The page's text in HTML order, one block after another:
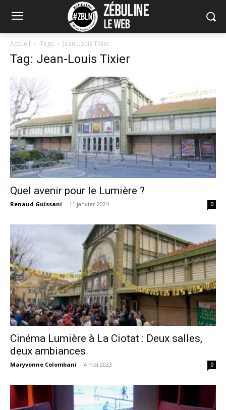
Accueil Tags Jean-Louis Tixier
Tag: Jean-Louis Tixier
Quel avenir pour le Lumière ?
Renaud Guissani - 11 janvier 2024 0
Cinéma Lumière à La Ciotat : Deux salles,
deux ambiances
Maryvonne Colombani - 4 mai 2023 0